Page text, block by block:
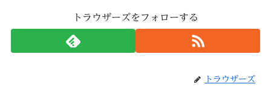
トラウザーズをフォローする
トラウザーズ